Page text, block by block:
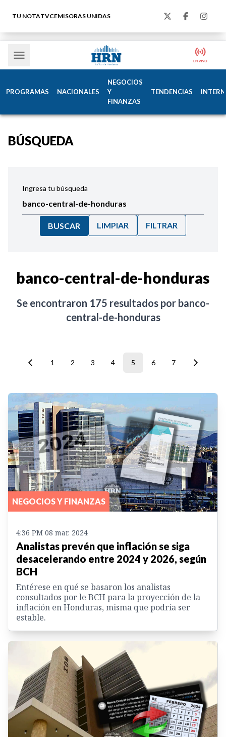
TU NOTATVCEMISORAS UNIDAS
PROGRAMAS NACIONALES
NEGOCIOS
Y
FINANZAS
TENDENCIAS
BÚSQUEDA
Ingresa tu búsqueda
BUSCAR LIMPIAR FILTRAR
banco-central-de-honduras
Se encontraron 175 resultados por banco-
central-de-honduras
1 2 3 4 5 6 7
NEGOCIOS Y FINANZAS
4:36 PM 08 mar. 2024
Analistas prevén que inflación se siga
desacelerando entre 2024 y 2026, según
BCH
Entérese en qué se basaron los analistas
consultados por le BCH para la proyección de la
inflación en Honduras, misma que podría ser
estable.